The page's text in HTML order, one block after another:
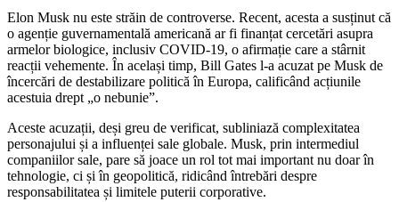
Elon Musk nu este străin de controverse. Recent, acesta a susținut că
o agenție guvernamentală americană ar fi finanțat cercetări asupra
armelor biologice, inclusiv COVID-19, o afirmație care a stârnit
reacții vehemente. În același timp, Bill Gates l-a acuzat pe Musk de
încercări de destabilizare politică în Europa, calificând acțiunile
acestuia drept „o nebunie”.
Aceste acuzații, deși greu de verificat, subliniază complexitatea
personajului și a influenței sale globale. Musk, prin intermediul
companiilor sale, pare să joace un rol tot mai important nu doar în
tehnologie, ci și în geopolitică, ridicând întrebări despre
responsabilitatea și limitele puterii corporative.